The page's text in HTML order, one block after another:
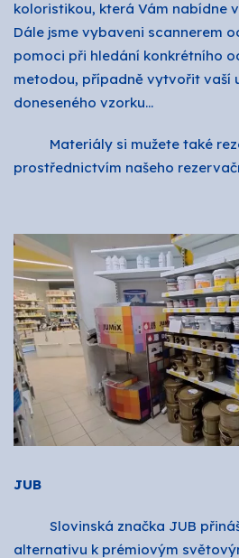
koloristikou, která Vám nabídne
Dále jsme vybaveni scannerem
pomoci při hledání konkrétního
metodou, případně vytvořit vaší
doneseného vzorku…
Materiály si mužete také
prostřednictvím našeho
JUB
Slovinská značka JUB
alternativu k prémiovým